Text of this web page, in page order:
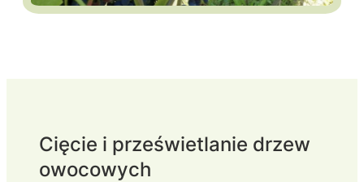
Cięcie i prześwietlanie drzew
owocowych